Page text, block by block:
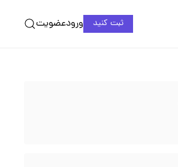
ثبت کنید ورودعضویت